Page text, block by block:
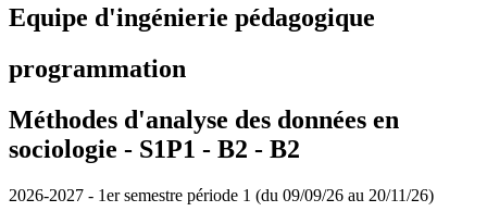
Equipe d'ingénierie pédagogique
programmation
Méthodes d'analyse des données en
sociologie - S1P1 - B2 - B2
2026-2027 - 1er semestre période 1 (du 09/09/26 au 20/11/26)